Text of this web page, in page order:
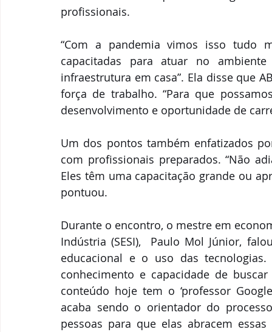
profissionais.
“Com a pandemia vimos isso tudo
capacitadas para atuar no
infraestrutura em casa”. Ela disse que
força de trabalho. “Para que
desenvolvimento e oportunidade de
Um dos pontos também enfatizados
com profissionais preparados. “Não
Eles têm uma capacitação grande ou
pontuou.
Durante o encontro, o mestre em
Indústria (SESI),  Paulo Mol Júnior,
educacional e o uso das
conhecimento e capacidade de
conteúdo hoje tem o ‘professor
acaba sendo o orientador do
pessoas para que elas abracem